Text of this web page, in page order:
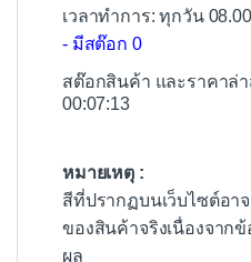
เวลาทำการ: ทุกวัน
- มีสต๊อก 0
สต๊อกสินค้า และราคาล่
00:07:13
หมายเหตุ :
สีที่ปรากฏบนเว็บไซต์อา
ของสินค้าจริงเนื่องจาก
ผล